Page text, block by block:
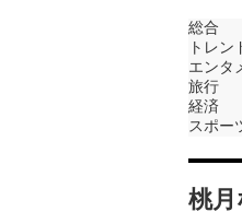
総合
トレン
エンタ
旅行
経済
スポー
桃